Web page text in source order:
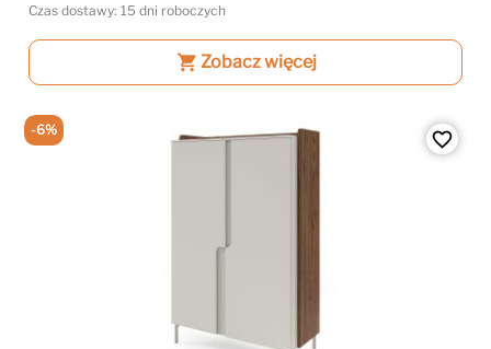
Czas dostawy: 15 dni roboczych
shopping_cart Zobacz więcej
favorite_border
-6%